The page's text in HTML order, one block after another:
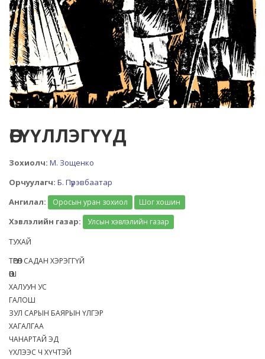
ӨГҮҮЛЛЭГҮҮД
Зохиолч: М. Зощенко
Орчуулагч: Б. Пүрэвбаатар
Ангилал:
Оросын уран зохиол Шог хошин
Хэвлэлийн газар:
Улсын хэвлэлийн газар
ТУХАЙ
ТӨРӨЛ САДАН ХЭРЭГГҮЙ
ӨӨШ
ХАЛУУН УС
ГАЛОШ
ЗУЛ САРЫН БАЯРЫН ҮЛГЭР
ХАГАЛГАА
ЧАНАРТАЙ ЭД
ҮХЛЭЭС Ч ХҮЧТЭЙ